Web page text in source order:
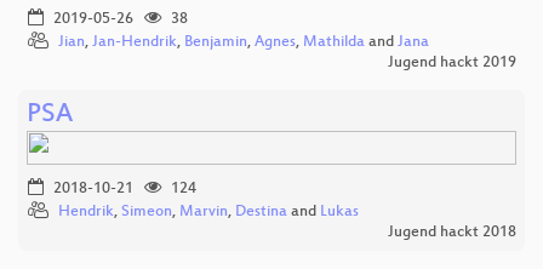
2019-05-26
38
Jian, Jan-Hendrik, Benjamin, Agnes, Mathilda and Jana
Jugend hackt 2019
PSA
2018-10-21
124
Hendrik, Simeon, Marvin, Destina and Lukas
Jugend hackt 2018